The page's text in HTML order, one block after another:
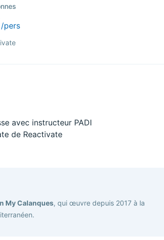
/pers
avec instructeur PADI
de Reactivate
My Calanques, qui œuvre depuis 2017 à la